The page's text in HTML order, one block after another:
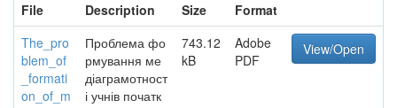
File
Description Size
Format
The_pro
blem_of
_formati
on_of_m
Проблема фо
рмування ме
діаграмотност
і учнів початк
743.12
kB
Adobe
PDF
View/Open